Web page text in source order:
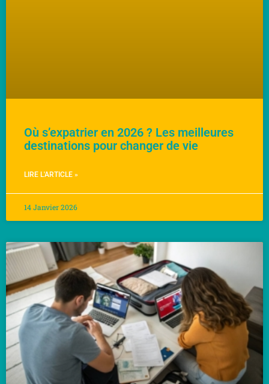
Où s’expatrier en 2026 ? Les meilleures
destinations pour changer de vie
LIRE L'ARTICLE »
14 Janvier 2026